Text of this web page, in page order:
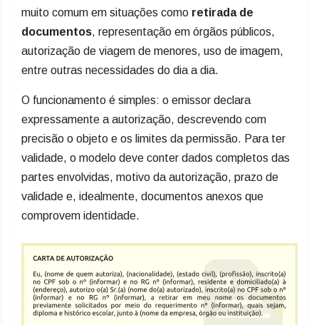
muito comum em situações como retirada de
documentos, representação em órgãos públicos,
autorização de viagem de menores, uso de imagem,
entre outras necessidades do dia a dia.
O funcionamento é simples: o emissor declara
expressamente a autorização, descrevendo com
precisão o objeto e os limites da permissão. Para ter
validade, o modelo deve conter dados completos das
partes envolvidas, motivo da autorização, prazo de
validade e, idealmente, documentos anexos que
comprovem identidade.